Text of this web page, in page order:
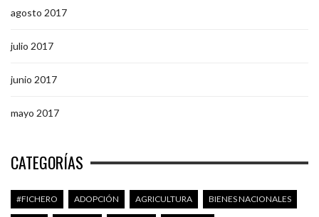
agosto 2017
julio 2017
junio 2017
mayo 2017
CATEGORÍAS
#FICHERO ADOPCIÓN AGRICULTURA BIENES NACIONALES